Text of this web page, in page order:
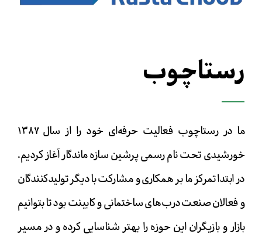
رستاچوب
ما در رستاچوب فعالیت حرفه‌ای خود را از سال ۱۳۸۷
خورشیدی تحت نام رسمی پرشین سازه ماندگار آغاز کردیم.
در ابتدا تمرکز ما بر همکاری و مشارکت با دیگر تولیدکنندگان
و فعالان صنعت درب‌های ساختمانی و کابینت بود تا بتوانیم
بازار و بازیگران این حوزه را بهتر شناسایی کرده و در مسیر